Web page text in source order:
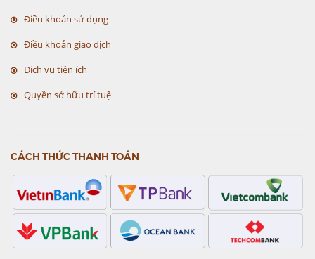
Điều khoản sử dụng
Điều khoản giao dịch
Dịch vụ tiện ích
Quyền sở hữu trí tuệ
CÁCH THỨC THANH TOÁN